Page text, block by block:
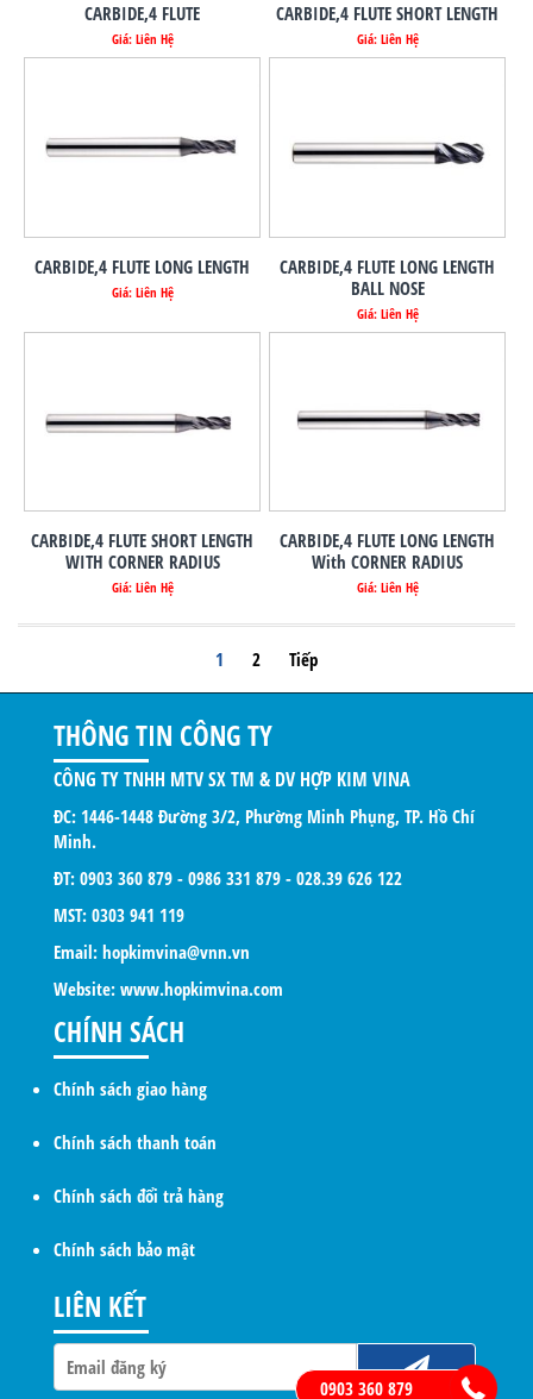
0903 360 879
CARBIDE,4 FLUTE
Giá: Liên Hệ
CARBIDE,4 FLUTE SHORT LENGTH
Giá: Liên Hệ
CARBIDE,4 FLUTE LONG LENGTH
Giá: Liên Hệ
CARBIDE,4 FLUTE LONG LENGTH
BALL NOSE
Giá: Liên Hệ
CARBIDE,4 FLUTE SHORT LENGTH
WITH CORNER RADIUS
Giá: Liên Hệ
CARBIDE,4 FLUTE LONG LENGTH
With CORNER RADIUS
Giá: Liên Hệ
1 2 Tiếp
THÔNG TIN CÔNG TY
CÔNG TY TNHH MTV SX TM & DV HỢP KIM VINA
ĐC: 1446-1448 Đường 3/2, Phường Minh Phụng, TP. Hồ Chí
Minh.
ĐT: 0903 360 879 - 0986 331 879 - 028.39 626 122
MST: 0303 941 119
Email: hopkimvina@vnn.vn
Website: www.hopkimvina.com
CHÍNH SÁCH
Chính sách giao hàng
Chính sách thanh toán
Chính sách đổi trả hàng
Chính sách bảo mật
LIÊN KẾT